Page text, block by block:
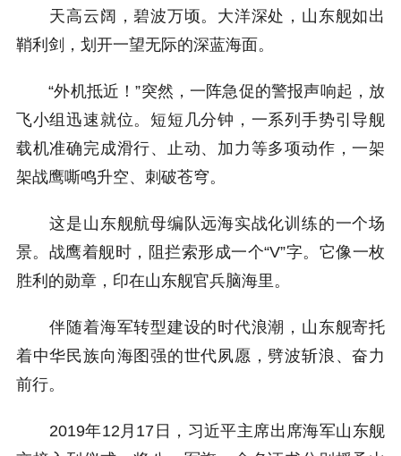
天高云阔，碧波万顷。大洋深处，山东舰如出
鞘利剑，划开一望无际的深蓝海面。
“外机抵近！”突然，一阵急促的警报声响起，放
飞小组迅速就位。短短几分钟，一系列手势引导舰
载机准确完成滑行、止动、加力等多项动作，一架
架战鹰嘶鸣升空、刺破苍穹。
这是山东舰航母编队远海实战化训练的一个场
景。战鹰着舰时，阻拦索形成一个“V”字。它像一枚
胜利的勋章，印在山东舰官兵脑海里。
伴随着海军转型建设的时代浪潮，山东舰寄托
着中华民族向海图强的世代夙愿，劈波斩浪、奋力
前行。
2019年12月17日，习近平主席出席海军山东舰